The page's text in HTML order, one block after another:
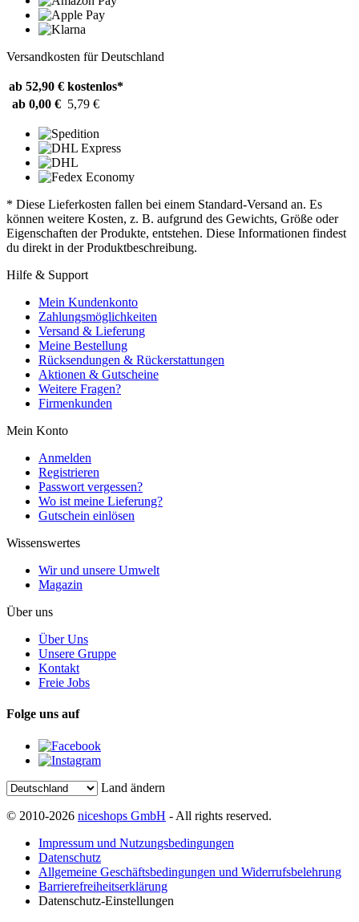
Versandkosten für Deutschland
ab 52,90 € kostenlos*
ab 0,00 € 5,79 €
* Diese Lieferkosten fallen bei einem Standard-Versand an. Es
können weitere Kosten, z. B. aufgrund des Gewichts, Größe oder
Eigenschaften der Produkte, entstehen. Diese Informationen findest
du direkt in der Produktbeschreibung.
Hilfe & Support
Mein Kundenkonto
Zahlungsmöglichkeiten
Versand & Lieferung
Meine Bestellung
Rücksendungen & Rückerstattungen
Aktionen & Gutscheine
Weitere Fragen?
Firmenkunden
Mein Konto
Anmelden
Registrieren
Passwort vergessen?
Wo ist meine Lieferung?
Gutschein einlösen
Wissenswertes
Wir und unsere Umwelt
Magazin
Über uns
Über Uns
Unsere Gruppe
Kontakt
Freie Jobs
Folge uns auf
Land ändern
© 2010-2026 niceshops GmbH - All rights reserved.
Impressum und Nutzungsbedingungen
Datenschutz
Allgemeine Geschäftsbedingungen und Widerrufsbelehrung
Barrierefreiheitserklärung
Datenschutz-Einstellungen